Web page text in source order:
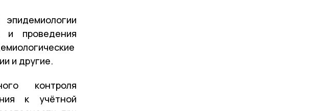
и проведения
и другие.
контроля
к учётной